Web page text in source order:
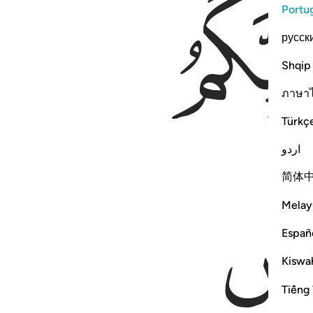
Shqip
ภาษา
اردو
简体
Tiếng